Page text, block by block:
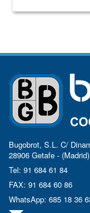
Bugobrot, S.L. C/
28906 Getafe - (Madrid)
Tel: 91 684 61 84
FAX: 91 684 60 86
WhatsApp: 685 18 36